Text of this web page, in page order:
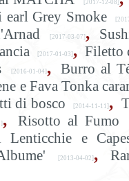
[2017-12-08]
earl Grey Smoke
[2017-03-07] ,
[2017-01-03] , Filetto
[2016-01-04] , Burro al
e Fava Tonka
di bosco
[2014-11-11] ,
, Risotto al Fumo
e
[2013-04-02] ,